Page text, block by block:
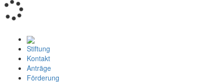
Stiftung
Kontakt
Anträge
Förderung